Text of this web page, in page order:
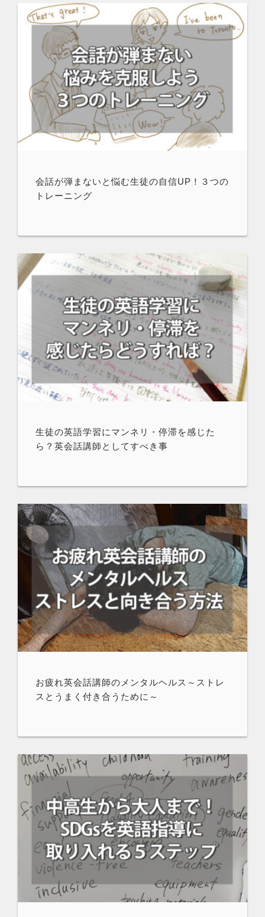
会話が弾まないと悩む生徒の自信UP！３つの
トレーニング
生徒の英語学習にマンネリ・停滞を感じた
ら？英会話講師としてすべき事
お疲れ英会話講師のメンタルヘルス～ストレ
スとうまく付き合うために～